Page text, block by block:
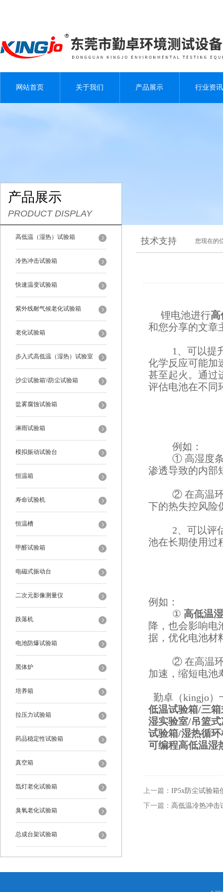
网站首页 关于我们 产品展示 行业资讯
产品展示
PRODUCT DISPLAY
高低温（湿热）试验箱
冷热冲击试验箱
快速温变试验箱
紫外线耐气候老化试验箱
老化试验箱
步入式高低温（湿热）试验室
沙尘试验箱\\防尘试验箱
盐雾腐蚀试验箱
淋雨试验箱
模拟振动试验台
恒温箱
寿命试验机
恒温槽
甲醛试验箱
电磁式振动台
二次元影像测量仪
跌落机
电池防爆试验箱
黑体炉
培养箱
拉压力试验箱
药品稳定性试验箱
真空箱
氙灯老化试验箱
臭氧老化试验箱
总成台架试验箱
技术支持 您现在的
锂电池进行高
和您分享的文章
1、可以提
化学反应可能加
甚至起火。通过
评估电池在不同
例如：
① 高湿度
渗透导致的内部
② 在高温
下的热失控风险
2、可以评
池在长期使用过
例如：
① 高低温
降，也会影响电
据，优化电池材
② 在高温
加速，缩短电池
勤卓（kingjo）
低温试验箱/三
湿实验室/吊篮
试验箱/湿热循
可编程高低温湿
上一篇： IP5x防尘试验箱
下一篇： 高低温冷热冲击